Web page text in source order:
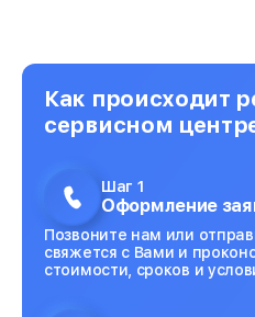
Как происходит
сервисном
Шаг 1
Оформление
Позвоните нам или
свяжется с Вами и
стоимости, сроков и